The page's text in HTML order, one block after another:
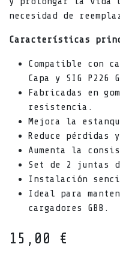
necesidad de
Características
Compatible con
Capa y SIG P226
Fabricadas en
resistencia.
Mejora la
Reduce
Aumenta la
Set de 2 juntas
Instalación
Ideal para
cargadores GBB.
15,00 €